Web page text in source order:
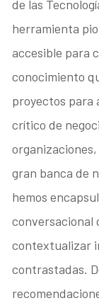
de las
herramienta
accesible para
conocimiento
proyectos para
crítico de
gran banca de
hemos
conversacional
contextualizar
contrastadas.